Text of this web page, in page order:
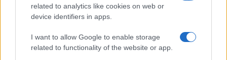
related to analytics like cookies on web or
device identifiers in apps.
I want to allow Google to enable storage
related to functionality of the website or app.